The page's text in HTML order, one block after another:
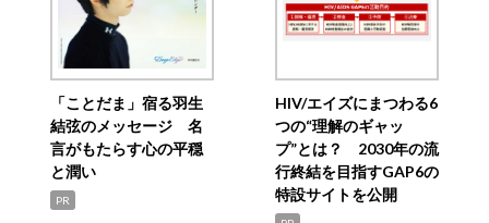
「ことだま」宿る羽生
結弦のメッセージ 名
言がもたらす心の平穏
と潤い
PR
HIV/エイズにまつわる6
つの“理解のギャッ
プ”とは？ 2030年の流
行終結を目指すGAP6の
特設サイトを公開